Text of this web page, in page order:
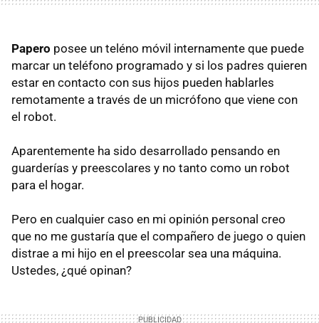
Papero posee un teléno móvil internamente que puede
marcar un teléfono programado y si los padres quieren
estar en contacto con sus hijos pueden hablarles
remotamente a través de un micrófono que viene con
el robot.
Aparentemente ha sido desarrollado pensando en
guarderías y preescolares y no tanto como un robot
para el hogar.
Pero en cualquier caso en mi opinión personal creo
que no me gustaría que el compañero de juego o quien
distrae a mi hijo en el preescolar sea una máquina.
Ustedes, ¿qué opinan?